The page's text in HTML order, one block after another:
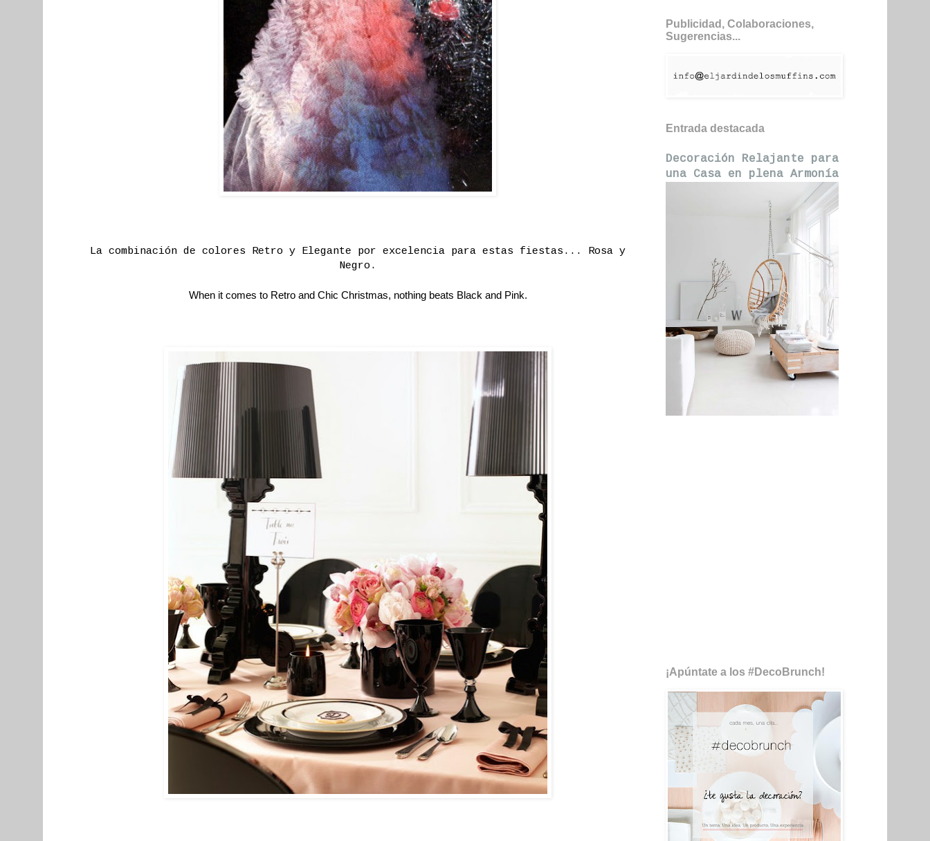
La combinación de colores Retro y Elegante por excelencia para estas fiestas... Rosa y
Negro.
When it comes to Retro and Chic Christmas, nothing beats Black and Pink.
Publicidad, Colaboraciones,
Sugerencias...
Entrada destacada
Decoración Relajante para
una Casa en plena Armonía
¡Apúntate a los #DecoBrunch!